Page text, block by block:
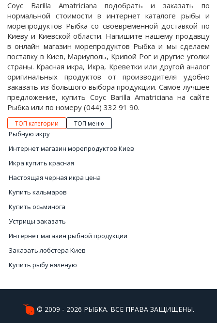
Соус Barilla Amatriciana подобрать и заказать по
нормальной стоимости в интернет каталоге рыбы и
морепродуктов Рыбка со своевременной доставкой по
Киеву и Киевской области. Напишите нашему продавцу
в онлайн магазин морепродуктов Рыбка и мы сделаем
поставку в Киев, Мариуполь, Кривой Рог и другие уголки
страны. Красная икра, Икра, Креветки или другой аналог
оригинальных продуктов от производителя удобно
заказать из большого выбора продукции. Самое лучшее
предложение, купить Соус Barilla Amatriciana на сайте
Рыбка или по номеру (044) 332 91 90.
ТОП категории ТОП меню
Рыбную икру
Интернет магазин морепродуктов Киев
Икра купить красная
Настоящая черная икра цена
Купить кальмаров
Купить осьминога
Устрицы заказать
Интернет магазин рыбной продукции
Заказать лобстера Киев
Купить рыбу вяленую
Устрицы купить Киев
© 2009 - 2026 РЫБКА. ВСЕ ПРАВА ЗАЩИЩЕНЫ.